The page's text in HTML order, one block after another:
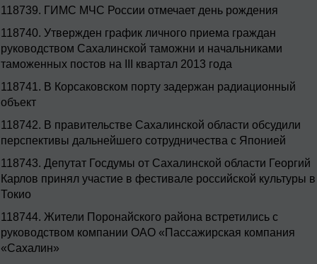
118739. ГИМС МЧС России отмечает день рождения
118740. Утвержден график личного приема граждан
руководством Сахалинской таможни и начальниками
таможенных постов на III квартал 2013 года
118741. В Корсаковском порту задержан радиационный
объект
118742. В правительстве Сахалинской области обсудили
перспективы дальнейшего сотрудничества с Японией
118743. Депутат Госдумы от Сахалинской области Георгий
Карлов принял участие в фестивале российской культуры в
Токио
118744. Жители Поронайского района встретились с
руководством компании ОАО «Пассажирская компания
«Сахалин»